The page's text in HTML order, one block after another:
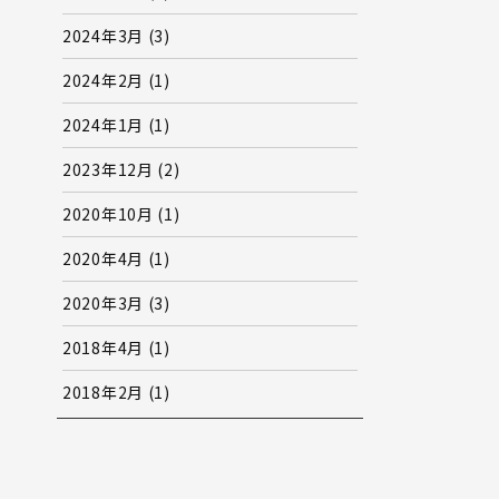
2024年3月 (3)
2024年2月 (1)
2024年1月 (1)
2023年12月 (2)
2020年10月 (1)
2020年4月 (1)
2020年3月 (3)
2018年4月 (1)
2018年2月 (1)